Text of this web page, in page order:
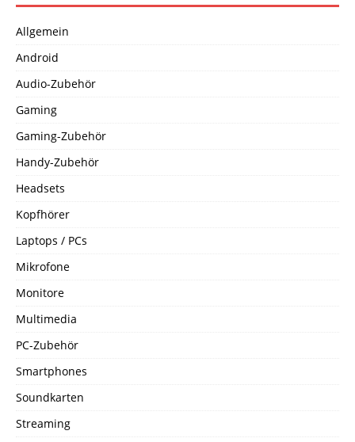
Allgemein
Android
Audio-Zubehör
Gaming
Gaming-Zubehör
Handy-Zubehör
Headsets
Kopfhörer
Laptops / PCs
Mikrofone
Monitore
Multimedia
PC-Zubehör
Smartphones
Soundkarten
Streaming